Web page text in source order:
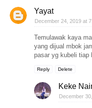
Yayat
December 24, 2019 at
Temulawak kaya
yang dijual mbok
pasar yg kubeli tiap
Reply Delete
Keke
December